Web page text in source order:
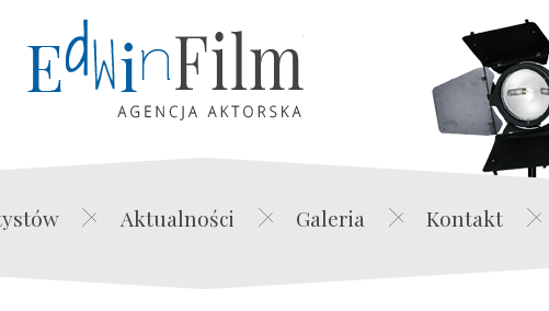
Edwin Film Agencja Aktorska
Aktualności Galeria Kontakt